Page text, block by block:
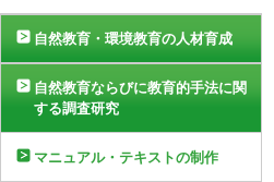
自然教育・環境教育の人材育成
自然教育ならびに教育的手法に関
する調査研究
マニュアル・テキストの制作